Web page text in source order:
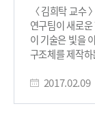
사업의 지원을 받아 수행됐다.
옵티컬 머티리얼즈 표지 그림2. 배향된 액
또한 고효율의
DNA는 핵산 분
특히 연구팀은
구리의 과산화
과산화수소를
예상하고 있다. 연구팀은 향후 다양한 핵산을 이용해 나노 꽃
입자를 합성하
〈 김희탁 교수
연구팀이 새로
이 기술은 빛을
구조체를 제작
1저자로 참여한
2017.02.09